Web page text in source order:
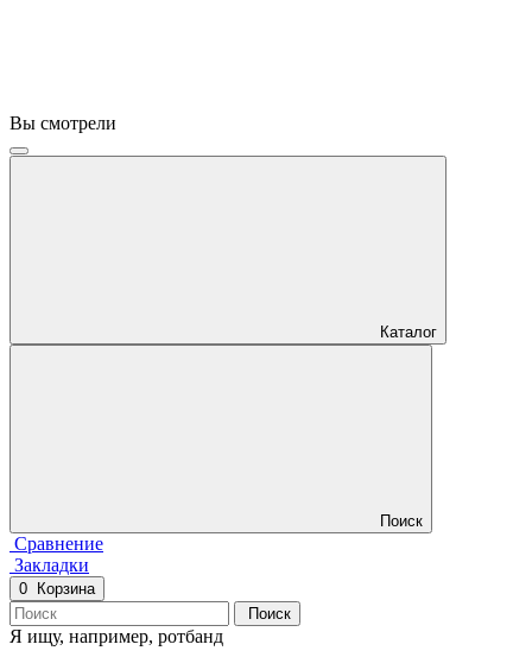
Вы смотрели
Каталог
Поиск
Сравнение
Закладки
0
Корзина
Поиск
Я ищу, например, ротбанд